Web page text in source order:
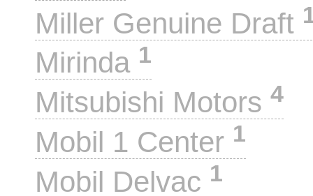
Miller Genuine Draft
Mirinda 1
Mitsubishi Motors 4
Mobil 1 Center 1
Mobil Delvac 1